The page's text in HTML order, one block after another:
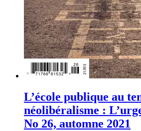
L’école publique au
néolibéralisme :
No 26, automne 2021